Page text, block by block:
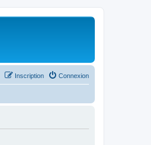
Connexion
Inscription